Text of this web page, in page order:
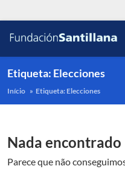
Etiqueta: Elecciones
Início » Etiqueta: Elecciones
Nada encontrado
Parece que não